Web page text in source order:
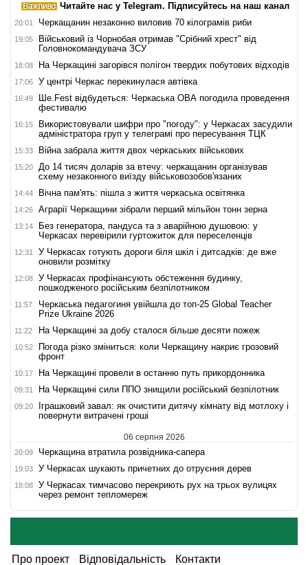
Читайте нас у Telegram. Підписуйтесь на наш канал
20:01 Черкащанин незаконно виловив 70 кілограмів риби
19:05
Військовий із Чорнобая отримав "Срібний хрест" від
Головнокомандувача ЗСУ
18:08 На Черкащині загорівся полігон твердих побутових відходів
17:06 У центрі Черкас перекинулася автівка
16:49
Ше.Fest відбудеться: Черкаська ОВА погодила проведення
фестивалю
16:15
Використовували шифри про "погоду": у Черкасах засудили
адміністратора груп у телеграмі про пересування ТЦК
15:33 Війна забрала життя двох черкаських військових
15:20
До 14 тисяч доларів за втечу: черкащанин організував
схему незаконного виїзду військовозобов'язаних
14:44 Вічна пам'ять: пішла з життя черкаська освітянка
14:26 Аграрії Черкащини зібрали перший мільйон тонн зерна
13:14
Без генератора, пандуса та з аварійною душовою: у
Черкасах перевірили гуртожиток для переселенців
12:31
У Черкасах готують дороги біля шкіл і дитсадків: де вже
оновили розмітку
12:08
У Черкасах профінансують обстеження будинку,
пошкодженого російським безпілотником
11:57
Черкаська педагогиня увійшла до топ-25 Global Teacher
Prize Ukraine 2026
11:22 На Черкащині за добу сталося більше десяти пожеж
10:52
Погода різко зміниться: коли Черкащину накриє грозовий
фронт
10:17 На Черкащині провели в останню путь прикордонника
09:31 На Черкащині сили ППО знищили російський безпілотник
09:20
Іграшковий завал: як очистити дитячу кімнату від мотлоху і
повернути витрачені гроші
06 серпня 2026
20:09 Черкащина втратила розвідника-сапера
19:03 У Черкасах шукають причетних до отруєння дерев
18:08
У Черкасах тимчасово перекриють рух на трьох вулицях
через ремонт тепломереж
Про проект Відповідальність Контакти